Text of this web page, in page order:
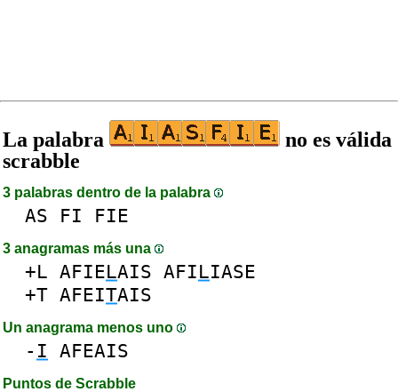
La palabra
no es válida
scrabble
3 palabras dentro de la palabra
AS FI FIE
3 anagramas más una
+L AFIELAIS AFILIASE
+T AFEITAIS
Un anagrama menos uno
- I AFEAIS
Puntos de Scrabble